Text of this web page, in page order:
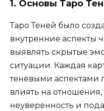
1. Основы Таро
Таро Теней было
внутренние аспекты
выявлять скрытые
ситуации. Каждая
теневыми аспектами
влиять на отношения,
неуверенность и